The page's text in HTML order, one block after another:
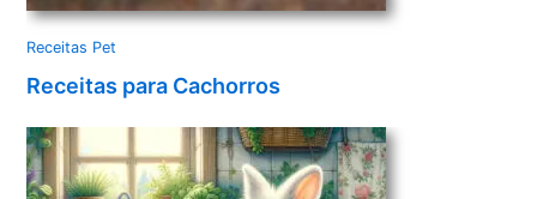
Receitas Pet
Receitas para Cachorros